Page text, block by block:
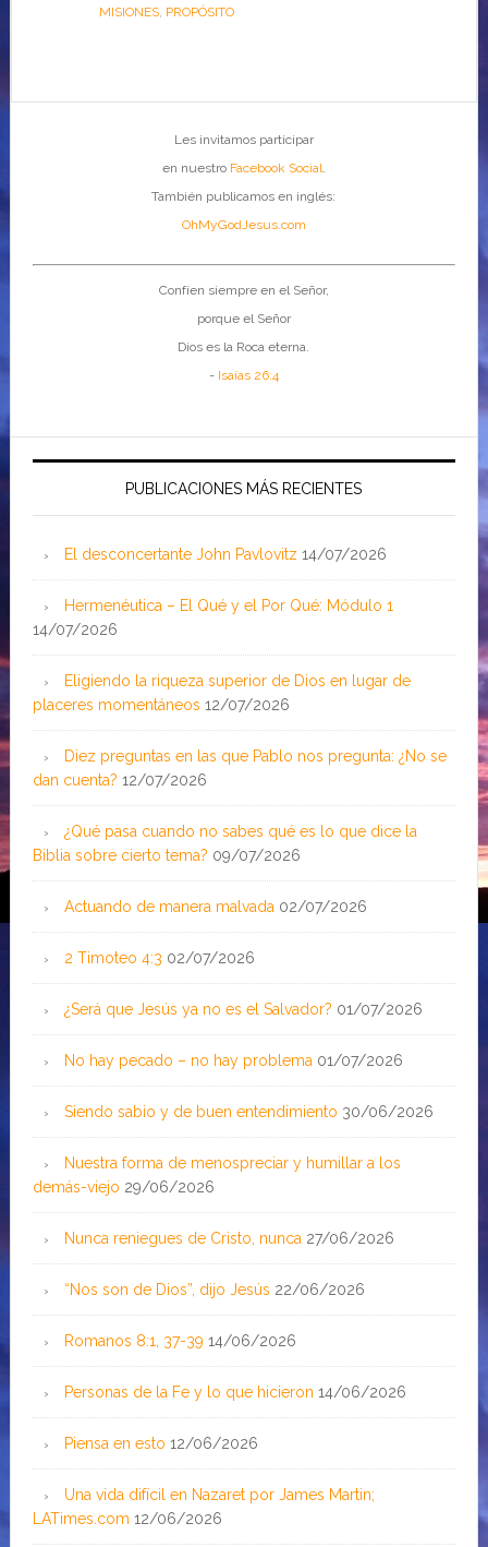
MISIONES, PROPÓSITO
Les invitamos participar
en nuestro Facebook Social.
También publicamos en inglés:
OhMyGodJesus.com
Confíen siempre en el Señor,
porque el Señor
Dios es la Roca eterna.
- Isaías 26:4
PUBLICACIONES MÁS RECIENTES
El desconcertante John Pavlovitz 14/07/2026
Hermenéutica – El Qué y el Por Qué: Módulo 1
14/07/2026
Eligiendo la riqueza superior de Dios en lugar de
placeres momentáneos 12/07/2026
Diez preguntas en las que Pablo nos pregunta: ¿No se
dan cuenta? 12/07/2026
¿Qué pasa cuando no sabes qué es lo que dice la
Biblia sobre cierto tema? 09/07/2026
Actuando de manera malvada 02/07/2026
2 Timoteo 4:3 02/07/2026
¿Será que Jesús ya no es el Salvador? 01/07/2026
No hay pecado – no hay problema 01/07/2026
Siendo sabio y de buen entendimiento 30/06/2026
Nuestra forma de menospreciar y humillar a los
demás-viejo 29/06/2026
Nunca reniegues de Cristo, nunca 27/06/2026
“Nos son de Dios”, dijo Jesús 22/06/2026
Romanos 8:1, 37-39 14/06/2026
Personas de la Fe y lo que hicieron 14/06/2026
Piensa en esto 12/06/2026
Una vida difícil en Nazaret por James Martin;
LATimes.com 12/06/2026